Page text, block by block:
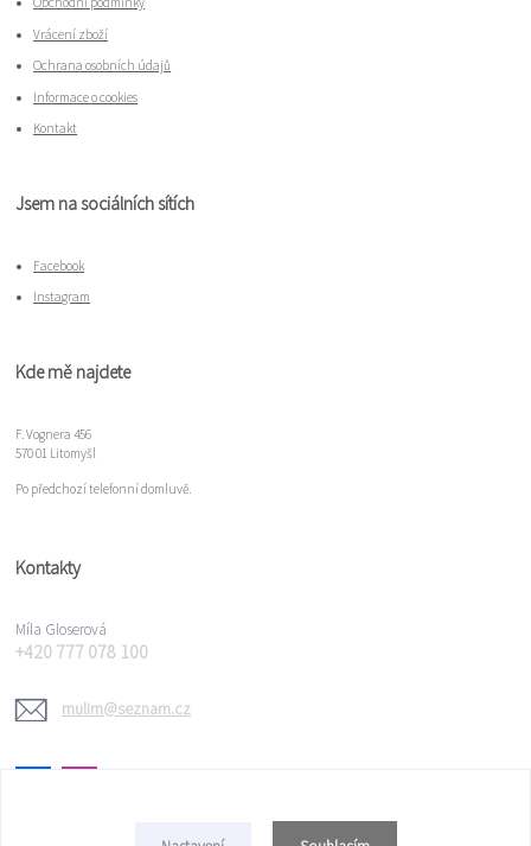
Vrácení zboží
Ochrana osobních údajů
Informace o cookies
Kontakt
Jsem na sociálních sítích
Facebook
Instagram
Kde mě najdete
F. Vognera 456
570 01 Litomyšl
Po předchozí telefonní domluvě.
Kontakty
Míla Gloserová
+420 777 078 100
mulim@seznam.cz